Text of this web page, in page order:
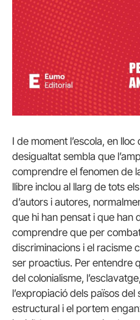
I de moment l’escola, en
desigualtat sembla que
comprendre el fenomen de
llibre inclou al llarg de tots
d’autors i autores,
que hi han pensat i que han
comprendre que per
discriminacions i el racisme
ser proactius. Per entendre
del colonialisme,
l’expropiació dels països
estructural i el portem